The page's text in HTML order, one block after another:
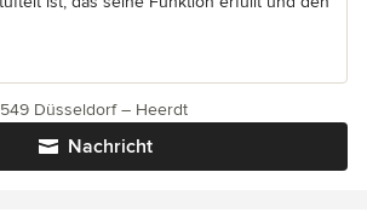
Nachricht
Düsseldorf – Heerdt